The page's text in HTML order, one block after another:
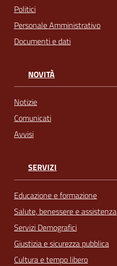
Politici
Personale Amministrativo
Documenti e dati
NOVITÀ
Notizie
Comunicati
Avvisi
SERVIZI
Educazione e formazione
Salute, benessere e assistenza
Servizi Demografici
Giustizia e sicurezza pubblica
Cultura e tempo libero